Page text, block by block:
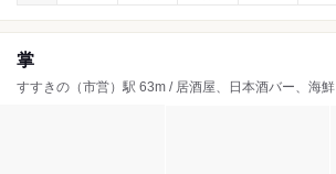
掌
すすきの（市営）駅 63m / 居酒屋、日本酒バー、海鮮